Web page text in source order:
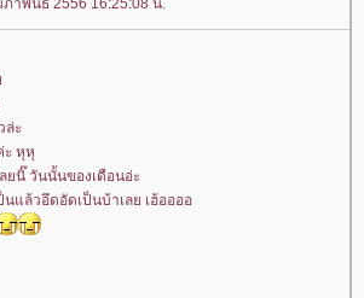
ภาพันธ์ 2556 16:25:08 น.
ล่ะ
ะ หุหุ
นิ๊ วันนั้นของเดือนอ่ะ
แล้วอึดอัดเป็นบ้าเลย เฮ้ออออ